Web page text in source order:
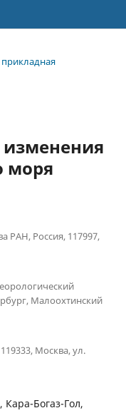
моря
РАН, Россия, 117997,
Малоохтинский
Москва, ул.
Кара-Богаз-Гол,